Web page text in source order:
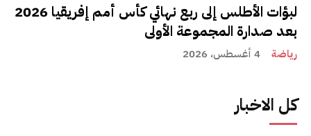
لبؤات الأطلس إلى ربع نهائي كأس أمم إفريقيا 2026
بعد صدارة المجموعة الأولى
رياضة 4 أغسطس، 2026
كل الاخبار